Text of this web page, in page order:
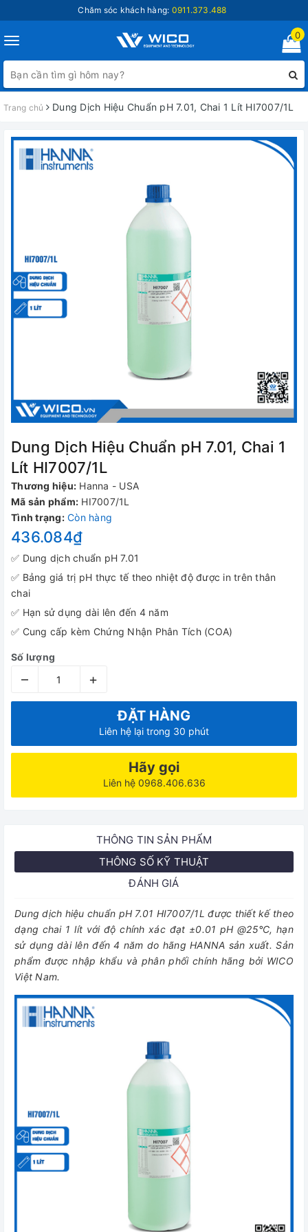
Chăm sóc khách hàng: 0911.373.488
Toggle
navigation
0
Trang chủ Dung Dịch Hiệu Chuẩn pH 7.01, Chai 1 Lít HI7007/1L
Dung Dịch Hiệu Chuẩn pH 7.01, Chai 1
Lít HI7007/1L
Thương hiệu: Hanna - USA
Mã sản phẩm: HI7007/1L
Tình trạng: Còn hàng
436.084₫
✅ Dung dịch chuẩn pH 7.01
✅ Bảng giá trị pH thực tế theo nhiệt độ được in trên thân
chai
✅ Hạn sử dụng dài lên đến 4 năm
✅ Cung cấp kèm Chứng Nhận Phân Tích (COA)
Số lượng
– +
ĐẶT HÀNG
Liên hệ lại trong 30 phút
Hãy gọi
Liên hệ 0968.406.636
THÔNG TIN SẢN PHẨM
THÔNG SỐ KỸ THUẬT
ĐÁNH GIÁ
Dung dịch hiệu chuẩn pH 7.01 HI7007/1L được thiết kế theo
dạng chai 1 lít với độ chính xác đạt ±0.01 pH @25°C, hạn
sử dụng dài lên đến 4 năm do hãng HANNA sản xuất. Sản
phẩm được nhập khẩu và phân phối chính hãng bởi WICO
Việt Nam.